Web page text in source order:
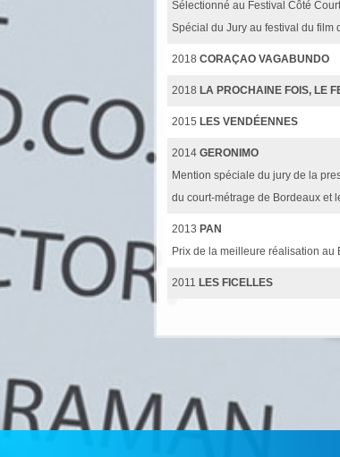
Sélectionné au Festival Côté
Spécial du Jury au festival du film
2018 CORAÇAO VAGABUNDO
2018 LA PROCHAINE FOIS, LE
2015 LES VENDÉENNES
2014 GERONIMO
Mention spéciale du jury de la
du court-métrage de Bordeaux et
2013 PAN
Prix de la meilleure réalisation au
2011 LES FICELLES